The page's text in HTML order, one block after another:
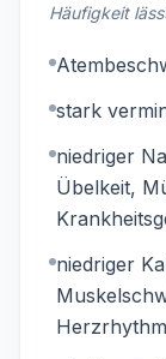
Häufigkeit
stark
niedriger
Übelkeit,
niedriger